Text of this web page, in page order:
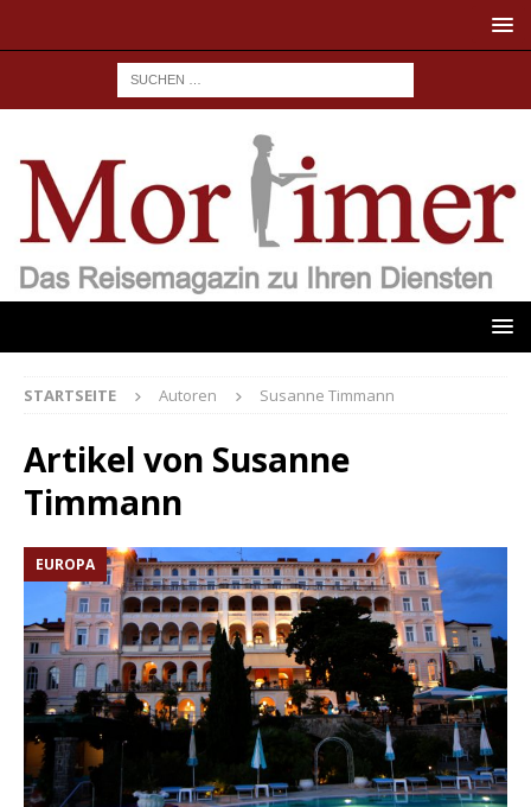
STARTSEITE Autoren Susanne Timmann
Artikel von Susanne
Timmann
EUROPA